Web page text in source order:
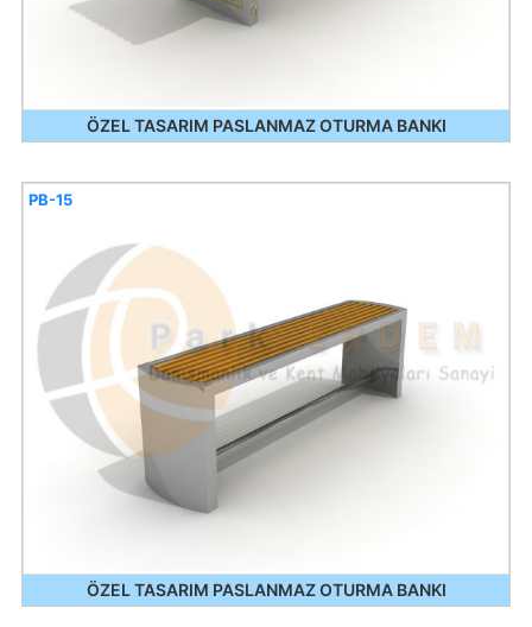
ÖZEL TASARIM PASLANMAZ OTURMA BANKI
ÖZEL TASARIM PASLANMAZ OTURMA BANKI
PB-15